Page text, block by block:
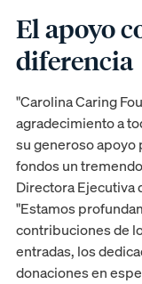
El apoyo
diferencia
"Carolina Caring
agradecimiento a
su generoso apoyo
fondos un
Directora Ejecutiva
"Estamos
contribuciones de
entradas, los
donaciones en